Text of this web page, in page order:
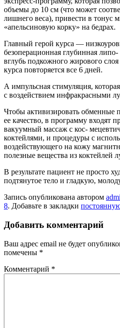
объ­емы до 10 см (что может
лишнего веса), привести в тонус
«апельсиновую корку» на бедрах.
Главный герой курса —
безоперационная глубинная
вглубь подкожного жирового
курса повторяется все 6 дней.
А импульсная стимуляция,
с воздей­ствием инфракрасными
Чтобы активизировать обменные
ее каче­ство, в программу входят
вакуумный массаж с кос-
коктей­лями, и процедуры с
воздействующего на кожу
полез­ные вещества из коктейлей
В результате пациент не просто
подтянутое тело и гладкую,
Запись опубликована автором
8. Добавьте в закладки
Добавить комментарий
Ваш адрес email не будет
помечены *
Комментарий *